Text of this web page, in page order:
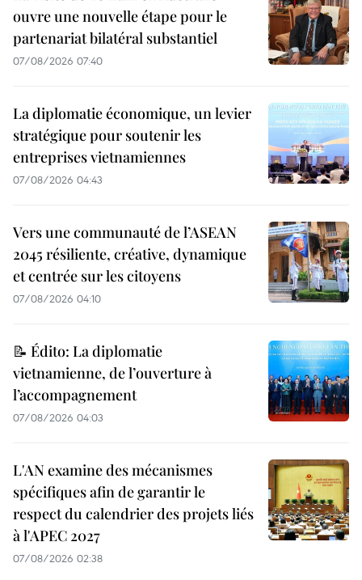
ouvre une nouvelle étape pour le
partenariat bilatéral substantiel
07/08/2026 07:40
La diplomatie économique, un levier
stratégique pour soutenir les
entreprises vietnamiennes
07/08/2026 04:43
Vers une communauté de l’ASEAN
2045 résiliente, créative, dynamique
et centrée sur les citoyens
07/08/2026 04:10
📝 Édito: La diplomatie
vietnamienne, de l’ouverture à
l’accompagnement
07/08/2026 04:03
L'AN examine des mécanismes
spécifiques afin de garantir le
respect du calendrier des projets liés
à l'APEC 2027
07/08/2026 02:38